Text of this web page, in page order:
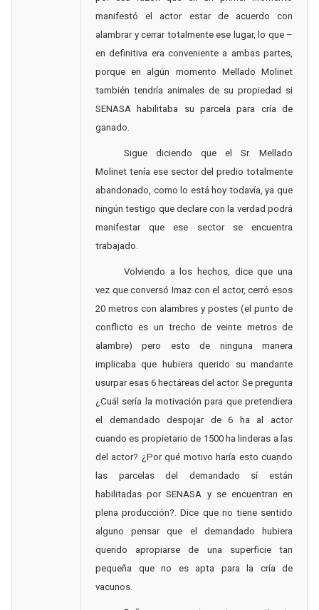
manifestó el actor estar de acuerdo con
alambrar y cerrar totalmente ese lugar, lo que –
en definitiva era conveniente a ambas partes,
porque en algún momento Mellado Molinet
también tendría animales de su propiedad si
SENASA habilitaba su parcela para cría de
ganado.
Sigue diciendo que el Sr. Mellado
Molinet tenía ese sector del predio totalmente
abandonado, como lo está hoy todavía, ya que
ningún testigo que declare con la verdad podrá
manifestar que ese sector se encuentra
trabajado.
Volviendo a los hechos, dice que una
vez que conversó Imaz con el actor, cerró esos
20 metros con alambres y postes (el punto de
conflicto es un trecho de veinte metros de
alambre) pero esto de ninguna manera
implicaba que hubiera querido su mandante
usurpar esas 6 hectáreas del actor. Se pregunta
¿Cuál sería la motivación para que pretendiera
el demandado despojar de 6 ha al actor
cuando es propietario de 1500 ha linderas a las
del actor? ¿Por qué motivo haría esto cuando
las parcelas del demandado sí están
habilitadas por SENASA y se encuentran en
plena producción?. Dice que no tiene sentido
alguno pensar que el demandado hubiera
querido apropiarse de una superficie tan
pequeña que no es apta para la cría de
vacunos.